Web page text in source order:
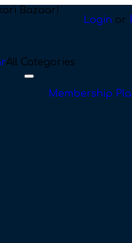
Bazaar!
Login or
All Categories
Toggle
navigation
Membership